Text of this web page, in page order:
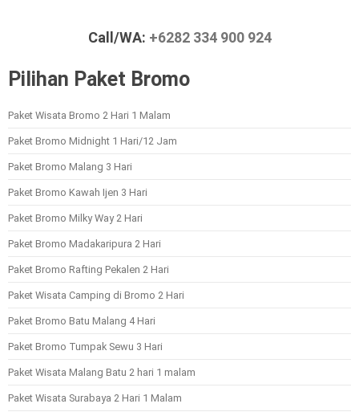
Call/WA: +6282 334 900 924
Pilihan Paket Bromo
Paket Wisata Bromo 2 Hari 1 Malam
Paket Bromo Midnight 1 Hari/12 Jam
Paket Bromo Malang 3 Hari
Paket Bromo Kawah Ijen 3 Hari
Paket Bromo Milky Way 2 Hari
Paket Bromo Madakaripura 2 Hari
Paket Bromo Rafting Pekalen 2 Hari
Paket Wisata Camping di Bromo 2 Hari
Paket Bromo Batu Malang 4 Hari
Paket Bromo Tumpak Sewu 3 Hari
Paket Wisata Malang Batu 2 hari 1 malam
Paket Wisata Surabaya 2 Hari 1 Malam